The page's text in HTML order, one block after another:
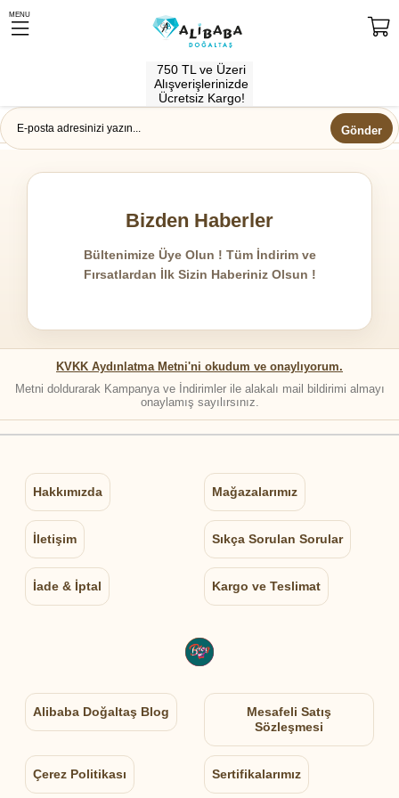
MENU
750 TL ve Üzeri
Alışverişlerinizde
Ücretsiz Kargo!
Gönder
Bizden Haberler
Bültenimize Üye Olun ! Tüm İndirim ve
Fırsatlardan İlk Sizin Haberiniz Olsun !
KVKK Aydınlatma Metni'ni okudum ve onaylıyorum.
Metni doldurarak Kampanya ve İndirimler ile alakalı mail bildirimi almayı
onaylamış sayılırsınız.
Hakkımızda Mağazalarımız
İletişim Sıkça Sorulan Sorular
İade & İptal Kargo ve Teslimat
Alibaba Doğaltaş Blog
Mesafeli Satış
Sözleşmesi
Çerez Politikası Sertifikalarımız